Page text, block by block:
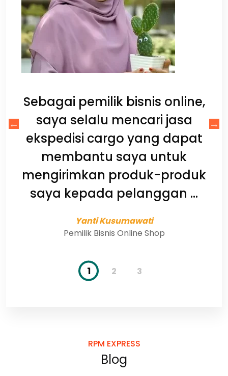
Sebagai pemilik bisnis online,
saya selalu mencari jasa
ekspedisi cargo yang dapat
membantu saya untuk
mengirimkan produk-produk
saya kepada pelanggan ...
Yanti Kusumawati
Pemilik Bisnis Online Shop
1 2 3
RPM EXPRESS
Blog